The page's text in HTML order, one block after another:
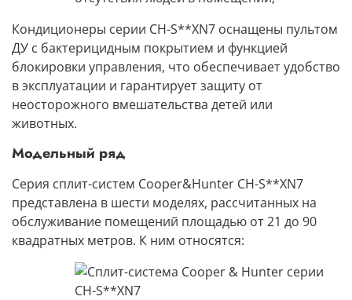
Кондиционеры серии CH-S**XN7 оснащены пультом
ДУ с бактерицидным покрытием и функцией
блокировки управления, что обеспечивает удобство
в эксплуатации и гарантирует защиту от
неосторожного вмешательства детей или
животных.
Модельный ряд
Серия сплит-систем Cooper&Hunter CH-S**XN7
представлена в шести моделях, рассчитанных на
обслуживание помещений площадью от 21 до 90
квадратных метров. К ним относятся: